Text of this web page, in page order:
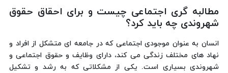
مطالبه گری اجتماعی چیست و برای احقاق حقوق
شهروندی چه باید کرد؟
انسان به عنوان موجودی اجتماعی که در جامعه ای متشکل از افراد و
نهاد های مختلف زندگی می کند، دارای وظایف و حقوق اجتماعی و
شهروندی بسیاری است. یکی از مشکلاتی که به رشد و تشکیل